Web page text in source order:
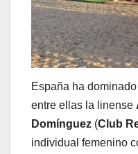
España ha
entre ellas la linense
Domínguez (Club
individual femenino